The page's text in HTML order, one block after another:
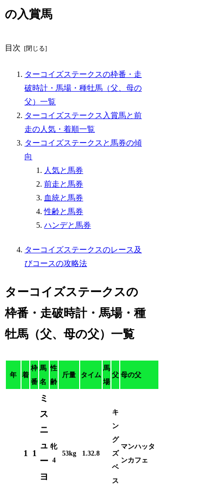
の入賞馬
目次
ターコイズステークスの枠番・走
破時計・馬場・種牡馬（父、母の
父）一覧
ターコイズステークス入賞馬と前
走の人気・着順一覧
ターコイズステークスと馬券の傾
向
人気と馬券
前走と馬券
血統と馬券
性齢と馬券
ハンデと馬券
ターコイズステークスのレース及
びコースの攻略法
ターコイズステークスの
枠番・走破時計・馬場・種
牡馬（父、母の父）一覧
年 着
枠
番
馬
名
性
齢
斤量 タイム
馬
場
父 母の父
1 1
ミ
ス
ニ
ュ
ー
ヨ
牝
4
53kg 1.32.8
キ
ン
グ
ズ
ベ
ス
マンハッタ
ンカフェ